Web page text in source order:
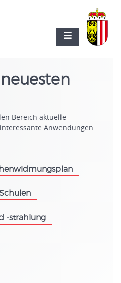
Bereich aktuelle
Anwendungen
-strahlung